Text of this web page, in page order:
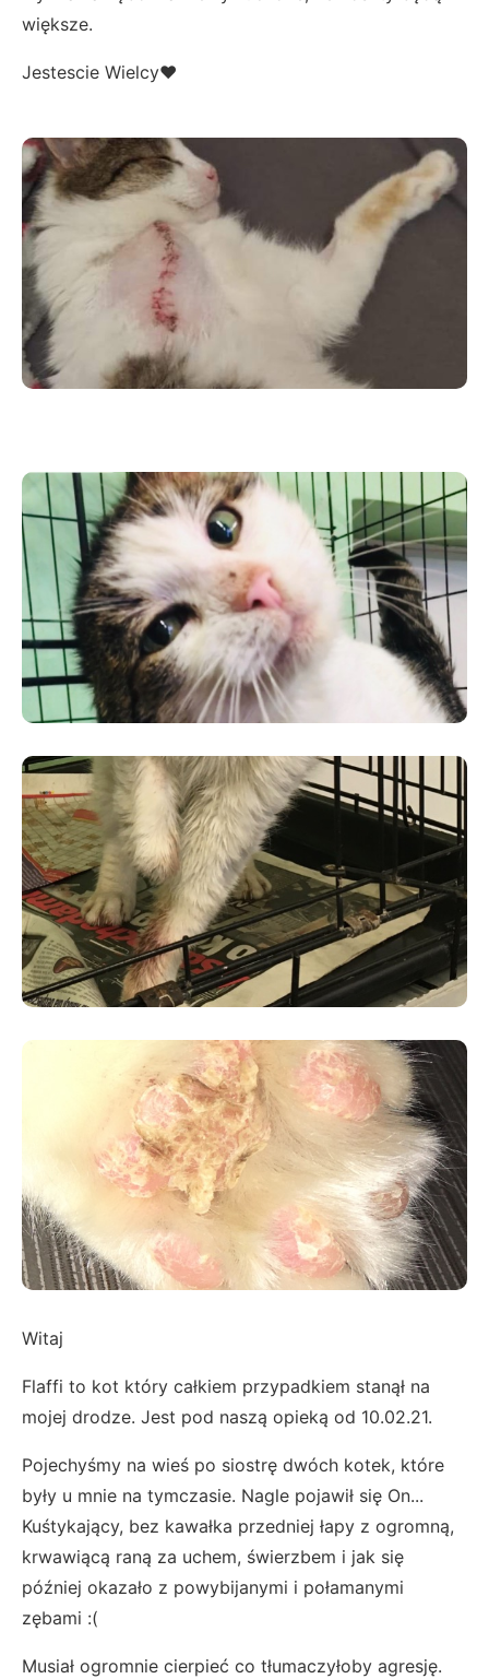
większe.
Jestescie Wielcy❤️
Witaj
Flaffi to kot który całkiem przypadkiem stanął na
mojej drodze. Jest pod naszą opieką od 10.02.21.
Pojechyśmy na wieś po siostrę dwóch kotek, które
były u mnie na tymczasie. Nagle pojawił się On...
Kuśtykający, bez kawałka przedniej łapy z ogromną,
krwawiącą raną za uchem, świerzbem i jak się
później okazało z powybijanymi i połamanymi
zębami :(
Musiał ogromnie cierpieć co tłumaczyłoby agresję.